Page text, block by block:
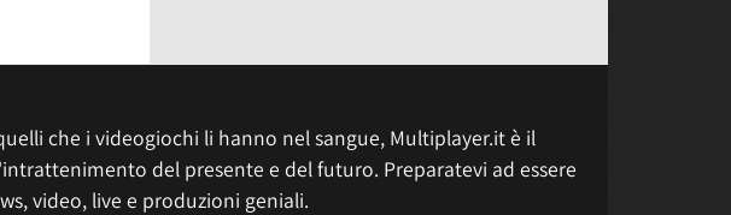
che i videogiochi li hanno nel sangue, Multiplayer.it è il
del presente e del futuro. Preparatevi ad essere
video, live e produzioni geniali.